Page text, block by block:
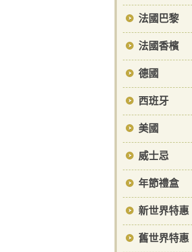
法國巴黎
法國香檳
德國
西班牙
美國
威士忌
年節禮盒
新世界特惠
舊世界特惠